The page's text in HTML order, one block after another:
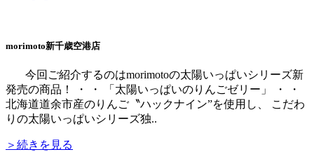
morimoto新千歳空港店
今回ご紹介するのはmorimotoの太陽いっぱいシリーズ新
発売の商品！ ・ ・ 「太陽いっぱいのりんごゼリー」 ・ ・
北海道道余市産のりんご〝ハックナイン”を使用し、 こだわ
りの太陽いっぱいシリーズ独..
＞続きを見る